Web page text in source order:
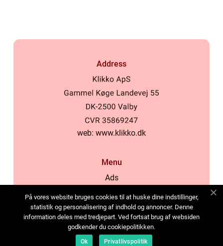
Address
web: www.klikko.dk
Menu
Ads
Cookies
Contact
Sitemap
På vores website bruges cookies til at huske dine indstillinger,
statistik og personalisering af indhold og annoncer. Denne
information deles med tredjepart. Ved fortsat brug af websiden
godkender du cookiepolitikken.
Ok Privatlivspolitik